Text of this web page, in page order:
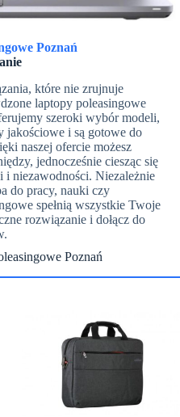
Poznań
które nie zrujnuje
laptopy poleasingowe
szeroki wybór modeli,
jakościowe i są gotowe do
naszej ofercie możesz
jednocześnie ciesząc się
i niezawodności. Niezależnie
do pracy, nauki czy
spełnią wszystkie Twoje
rozwiązanie i dołącz do
Poznań